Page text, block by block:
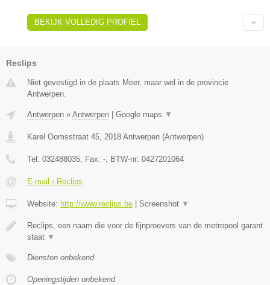
BEKIJK VOLLEDIG PROFIEL
Reclips
Niet gevestigd in de plaats Meer, maar wel in de provincie
Antwerpen.
Antwerpen » Antwerpen Google maps ▼
Karel Oomsstraat 45 2018 Antwerpen (Antwerpen)
Tel: 032488035 , Fax: - , BTW-nr: 0427201064
E-mail › Reclips
Website: http://www.reclips.be Screenshot ▼
Reclips, een naam die voor de fijnproevers van de metropool garant
staat ▼
Diensten onbekend
Openingstijden onbekend